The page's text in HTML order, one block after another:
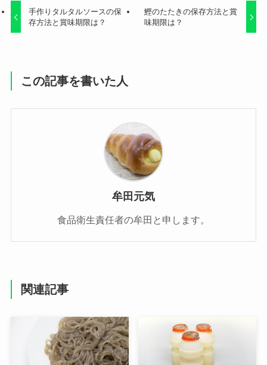
手作りタルタルソースの保
存方法と賞味期限は？
鰹のたたきの保存方法と賞
味期限は？
この記事を書いた人
牟田元気
食品衛生責任者の牟田と申します。
関連記事